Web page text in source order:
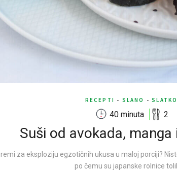
RECEPTI - SLANO -SLATKO
40 minuta 2
Suši od avokada, manga
za eksploziju egzotičnih ukusa u maloj porciji?
po čemu su japanske rolnice